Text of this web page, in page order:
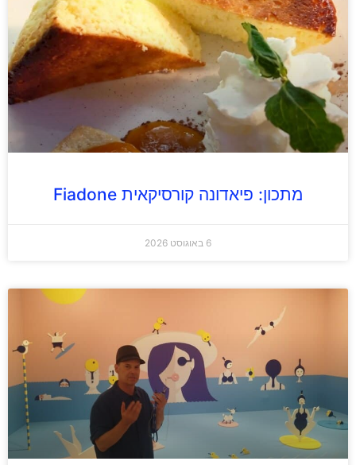
מתכון: פיאדונה קורסיקאית Fiadone
6 באוגוסט 2026